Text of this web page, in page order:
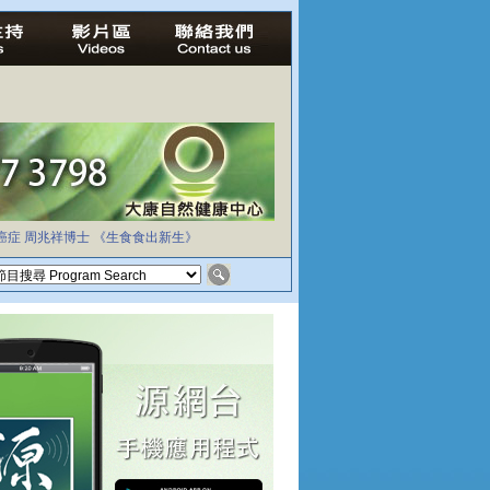
症 周兆祥博士 《生食食出新生》